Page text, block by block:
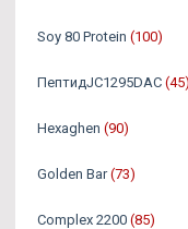
Soy 80 Protein (100)
ПептидJC1295DAC (45)
Hexaghen (90)
Golden Bar (73)
Complex 2200 (85)